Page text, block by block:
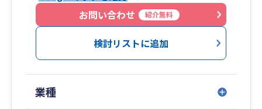
お問い合わせ
紹介無料
検討リストに追加
業種